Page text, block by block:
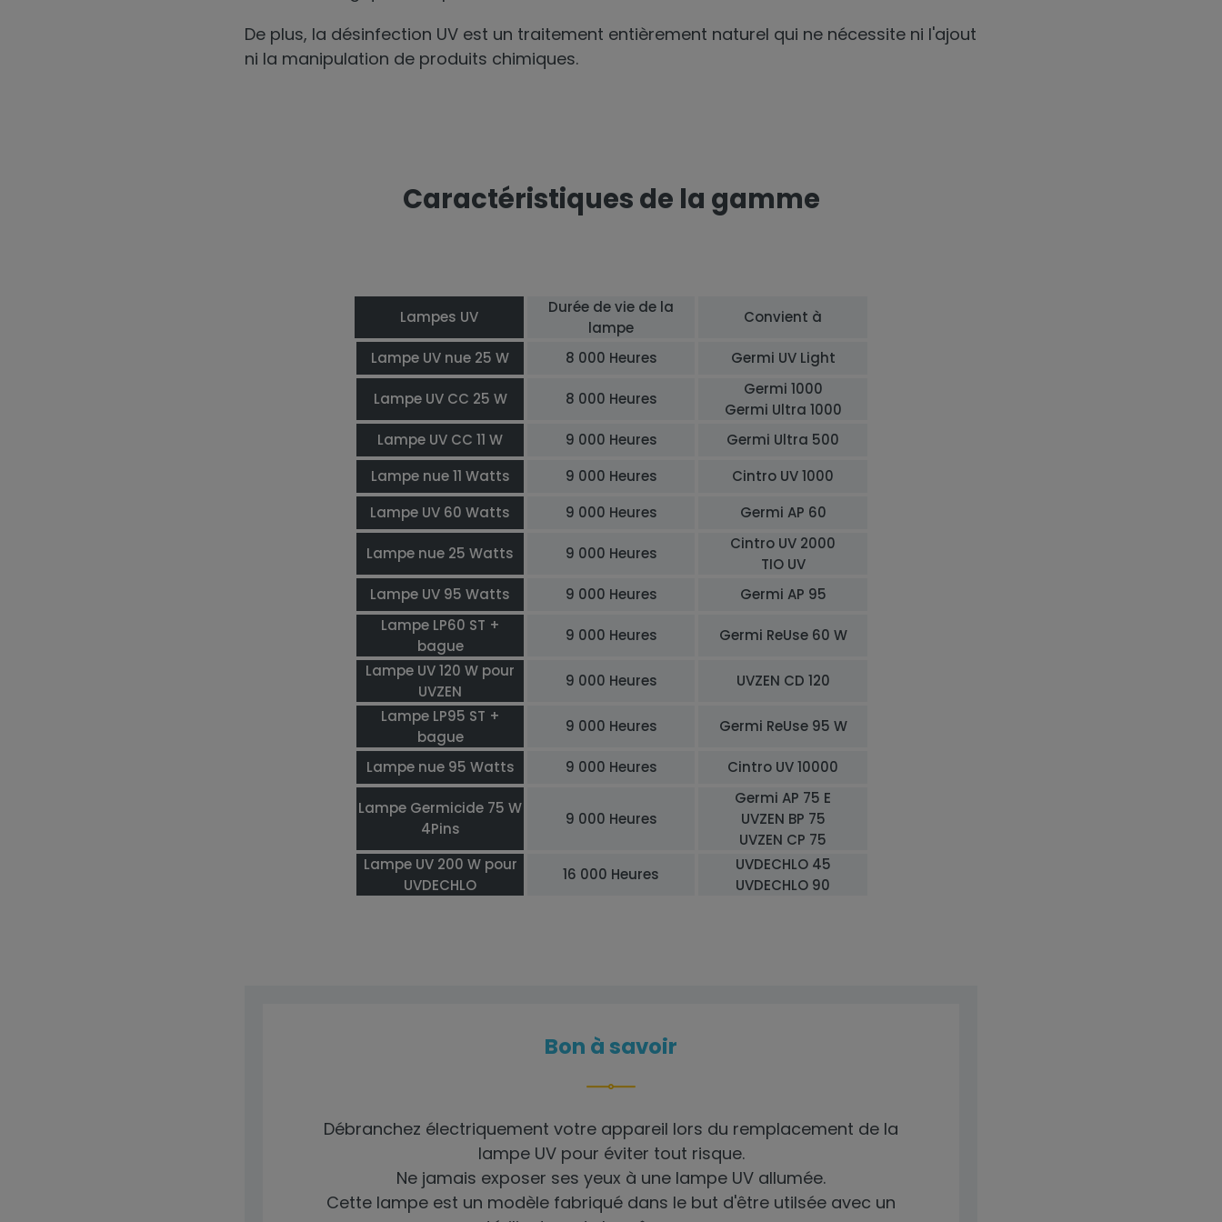
De plus, la désinfection UV est un traitement entièrement naturel qui ne nécessite ni l'ajout
ni la manipulation de produits chimiques.
Caractéristiques de la gamme
Lampes UV
Durée de vie de la
lampe
Convient à
Lampe UV nue 25 W 8 000 Heures Germi UV Light
Lampe UV CC 25 W 8 000 Heures
Germi 1000
Germi Ultra 1000
Lampe UV CC 11 W
9 000 Heures
Germi Ultra 500
Lampe nue 11 Watts
9 000 Heures
Cintro UV 1000
Lampe UV 60 Watts
9 000 Heures Germi AP 60
Lampe nue 25 Watts 9 000 Heures
Cintro UV 2000
TIO UV
Lampe UV 95 Watts
9 000 Heures
Germi AP 95
Lampe LP60 ST +
bague
9 000 Heures
Germi ReUse 60 W
Lampe UV 120 W pour
UVZEN
9 000 Heures
UVZEN CD 120
Lampe LP95 ST +
bague
9 000 Heures Germi ReUse 95 W
Lampe nue 95 Watts 9 000 Heures Cintro UV 10000
Lampe Germicide 75 W
4Pins
9 000 Heures
Germi AP 75 E
UVZEN BP 75
UVZEN CP 75
Lampe UV 200 W pour
UVDECHLO
16 000 Heures
UVDECHLO 45
UVDECHLO 90
Bon à savoir
Débranchez électriquement votre appareil lors du remplacement de la
lampe UV pour éviter tout risque.
Ne jamais exposer ses yeux à une lampe UV allumée.
Cette lampe est un modèle fabriqué dans le but d'être utilsée avec un